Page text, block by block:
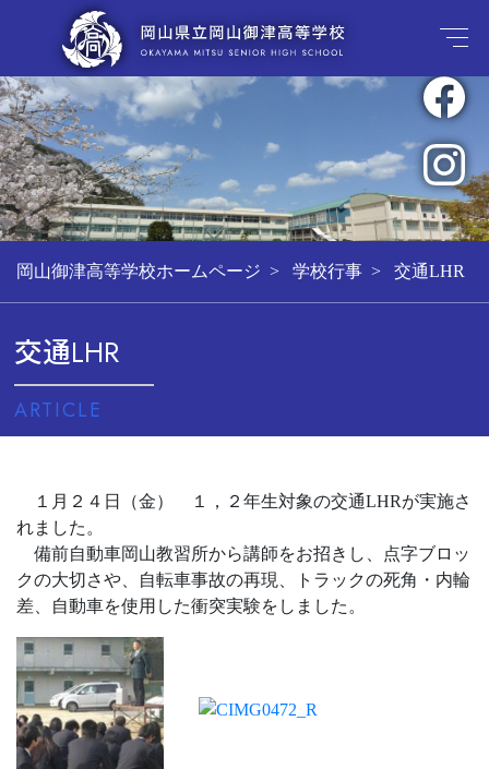
岡山御津高等学校ホームページ 学校行事 交通LHR
交通LHR
ARTICLE
１月２４日（金） １，２年生対象の交通LHRが実施さ
れました。
備前自動車岡山教習所から講師をお招きし、点字ブロッ
クの大切さや、自転車事故の再現、トラックの死角・内輪
差、自動車を使用した衝突実験をしました。